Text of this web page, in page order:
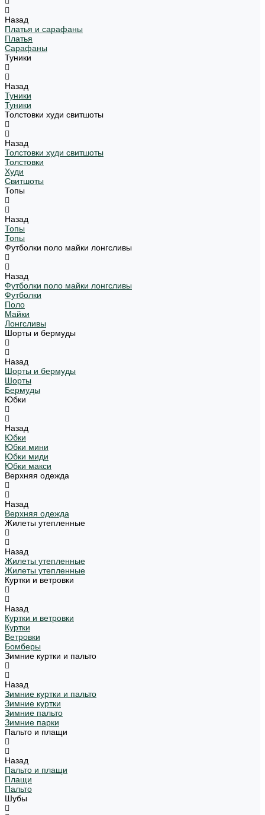
Назад
Платья и сарафаны
Платья
Сарафаны
Туники
Назад
Туники
Туники
Толстовки худи свитшоты
Назад
Толстовки худи свитшоты
Толстовки
Худи
Свитшоты
Топы
Назад
Топы
Топы
Футболки поло майки лонгсливы
Назад
Футболки поло майки лонгсливы
Футболки
Поло
Майки
Лонгсливы
Шорты и бермуды
Назад
Шорты и бермуды
Шорты
Бермуды
Юбки
Назад
Юбки
Юбки мини
Юбки миди
Юбки макси
Верхняя одежда
Назад
Верхняя одежда
Жилеты утепленные
Назад
Жилеты утепленные
Жилеты утепленные
Куртки и ветровки
Назад
Куртки и ветровки
Куртки
Ветровки
Бомберы
Зимние куртки и пальто
Назад
Зимние куртки и пальто
Зимние куртки
Зимние пальто
Зимние парки
Пальто и плащи
Назад
Пальто и плащи
Плащи
Пальто
Шубы